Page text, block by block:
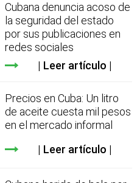
Cubana denuncia acoso de
la seguridad del estado
por sus publicaciones en
redes sociales
Leer artículo
Precios en Cuba: Un litro
de aceite cuesta mil pesos
en el mercado informal
Leer artículo